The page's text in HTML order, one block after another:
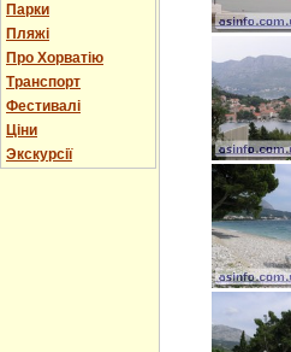
Парки
Пляжі
Про Хорватію
Транспорт
Фестивалі
Ціни
Экскурсії